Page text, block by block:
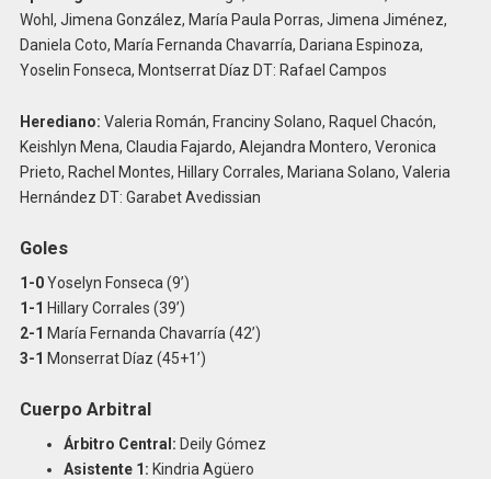
Wohl, Jimena González, María Paula Porras, Jimena Jiménez,
Daniela Coto, María Fernanda Chavarría, Dariana Espinoza,
Yoselin Fonseca, Montserrat Díaz DT: Rafael Campos
Herediano: Valeria Román, Franciny Solano, Raquel Chacón,
Keishlyn Mena, Claudia Fajardo, Alejandra Montero, Veronica
Prieto, Rachel Montes, Hillary Corrales, Mariana Solano, Valeria
Hernández DT: Garabet Avedissian
Goles
1-0Yoselyn Fonseca (9’)
1-1 Hillary Corrales (39’)
2-1 María Fernanda Chavarría (42’)
3-1 Monserrat Díaz (45+1’)
Cuerpo Arbitral
Árbitro Central: Deily Gómez
Asistente 1: Kindria Agüero